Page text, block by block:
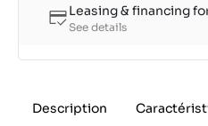
Leasing & financing
See details
Description